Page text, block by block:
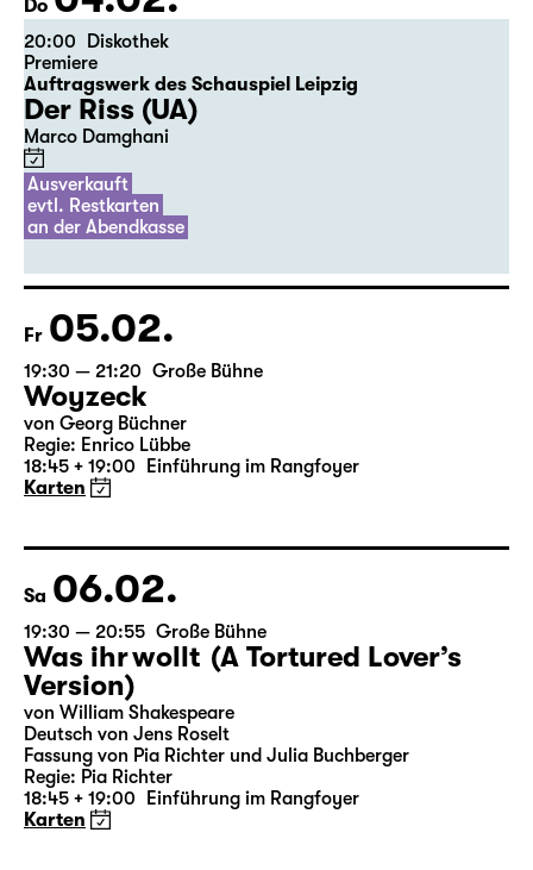
Do 04.02.
20:00 Diskothek
Premiere
Auftragswerk des Schauspiel Leipzig
Der Riss (UA)
Marco Damghani
Ausverkauft
evtl. Restkarten
an der Abendkasse
Fr 05.02.
19:30 — 21:20 Große Bühne
Woyzeck
18:45 + 19:00 Einführung im Rangfoyer
Karten
Sa 06.02.
19:30 — 20:55 Große Bühne
Was ihr wollt (A Tortured Lover’s
Version)
von William Shakespeare
Deutsch von Jens Roselt